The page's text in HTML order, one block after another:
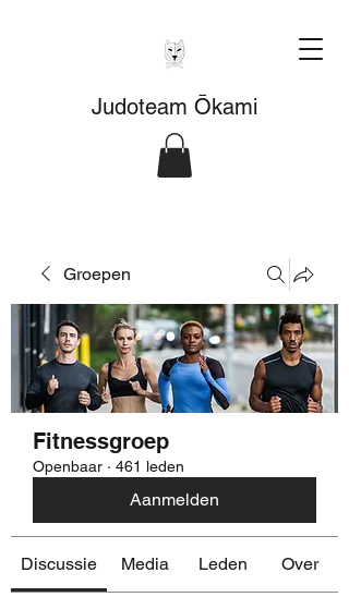
Judoteam Ōkami
Groepen
Fitnessgroep
Openbaar · 461 leden
Aanmelden
Discussie Media Leden Over